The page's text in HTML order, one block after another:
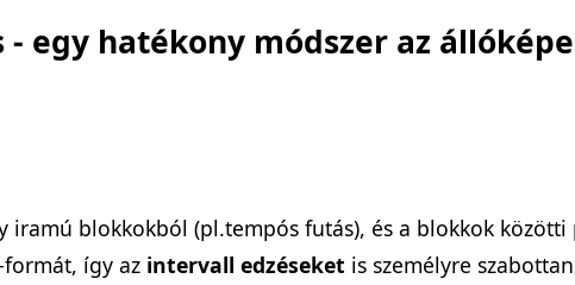
egy hatékony módszer az
iramú blokkokból (pl.tempós futás), és a blokkok közötti
így az intervall edzéseket is személyre